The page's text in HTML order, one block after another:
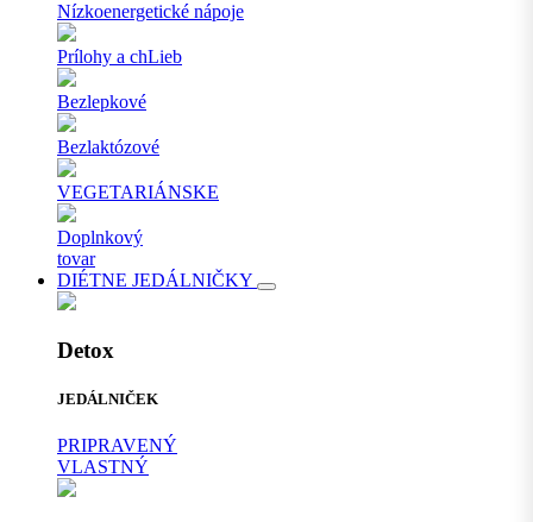
Nízkoenergetické nápoje
Prílohy a chLieb
Bezlepkové
Bezlaktózové
VEGETARIÁNSKE
Doplnkový
tovar
DIÉTNE JEDÁLNIČKY
Detox
JEDÁLNIČEK
PRIPRAVENÝ
VLASTNÝ